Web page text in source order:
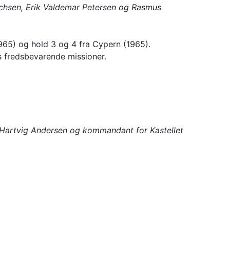
Erik Valdemar Petersen og Rasmus
og hold 3 og 4 fra Cypern (1965).
missioner.
Andersen og kommandant for Kastellet